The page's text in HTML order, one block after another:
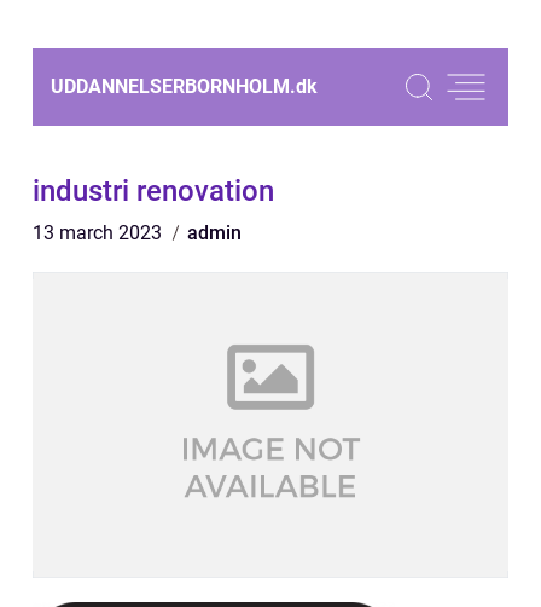
UDDANNELSERBORNHOLM.dk
industri renovation
13 march 2023 admin